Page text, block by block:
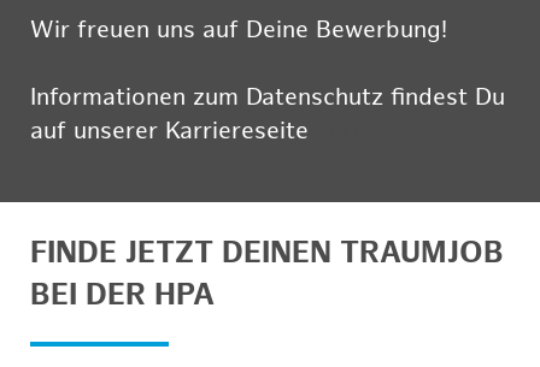
Wir freuen uns auf Deine Bewerbung!
Informationen zum Datenschutz findest Du
auf unserer Karriereseite
FINDE JETZT DEINEN TRAUMJOB
BEI DER HPA